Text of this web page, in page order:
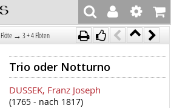
Flöte → 3 + 4 Flöten
Trio oder Notturno
DUSSEK, Franz Joseph
(1765 - nach 1817)